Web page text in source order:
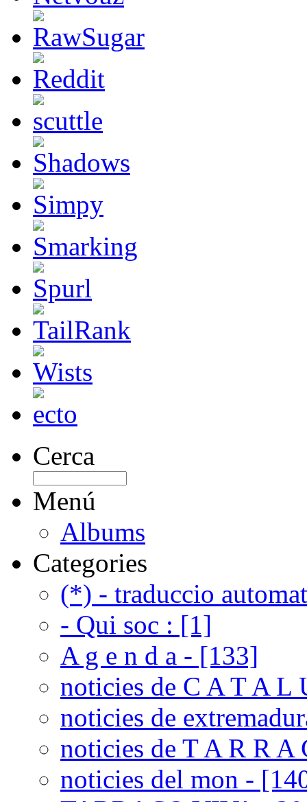
Cerca
Menú
Albums
Categories
(*) - traduccio
- Qui soc : [1]
A g e n d a - [133]
noticies de C A T A L
noticies de
noticies de T A R R A
noticies del mon -